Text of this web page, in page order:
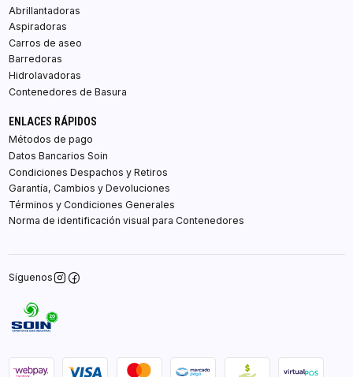
Abrillantadoras
Aspiradoras
Carros de aseo
Barredoras
Hidrolavadoras
Contenedores de Basura
ENLACES RÁPIDOS
Métodos de pago
Datos Bancarios Soin
Condiciones Despachos y Retiros
Garantía, Cambios y Devoluciones
Términos y Condiciones Generales
Norma de identificación visual para Contenedores
Síguenos